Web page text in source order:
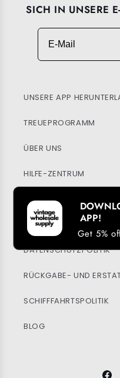
SICH IN UNSERE
E-Mail
UNSERE APP
TREUEPROGRAMM
ÜBER UNS
HILFE-ZENTRUM
MEIN KONTO
NACHHALTIGKEIT
DATENSCHUTZPOLITIK
RÜCKGABE- UND
SCHIFFFAHRTSPOLITIK
BLOG
APP!
Get 5%